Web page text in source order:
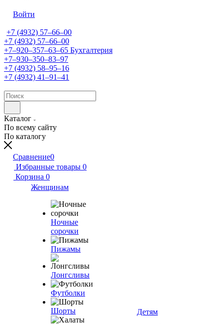
Войти
+7 (4932) 57‒66‒00
+7 (4932) 57‒66‒00
+7‒920‒357‒63‒65 Бухгалтерия
+7‒930‒350‒83‒97
+7 (4932) 58‒95‒16
+7 (4932) 41‒91‒41
Каталог
По всему сайту
По каталогу
Сравнение0
Избранные товары 0
Корзина 0
Женщинам
Ночные
сорочки
Пижамы
Лонгсливы
Футболки
Шорты
Детям